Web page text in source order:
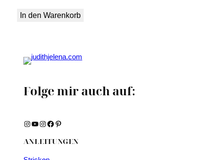
In den Warenkorb
Folge mir auch auf:
Instagram YouTube Instagram Facebook Pinterest
ANLEITUNGEN